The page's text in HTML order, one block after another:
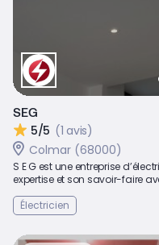
SEG
5/5 (1 avis)
Colmar (68000)
S E G est une entreprise
expertise et son savoir-faire
Électricien